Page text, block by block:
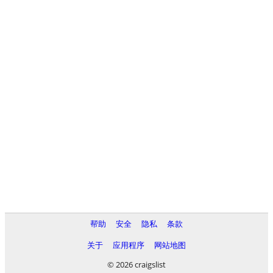
帮助 安全 隐私
条款
关于
应用程序
网站地图
© 2026 craigslist